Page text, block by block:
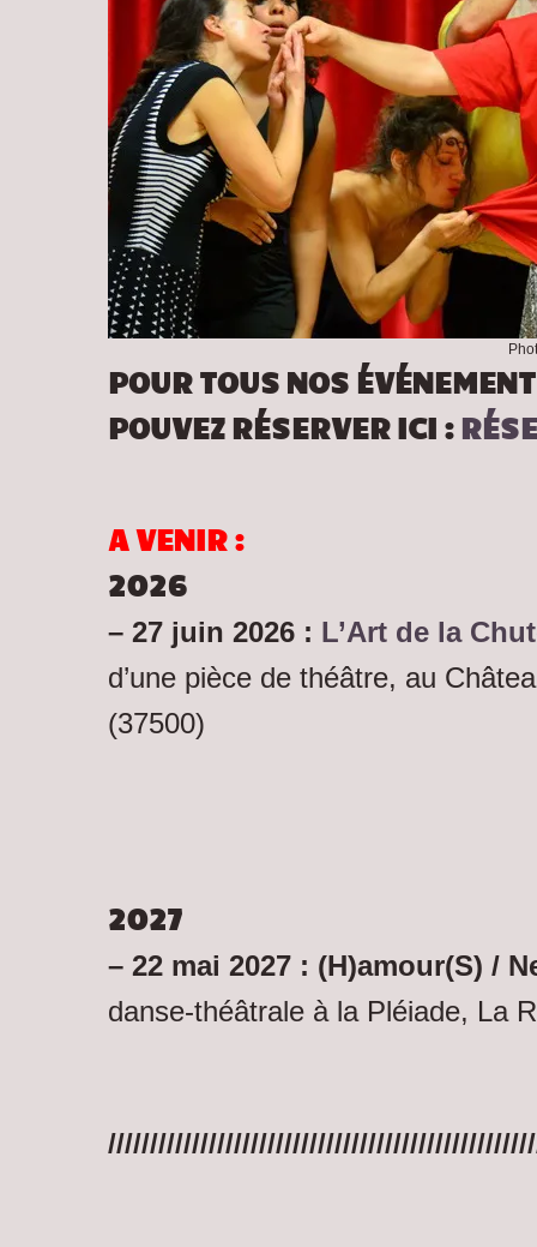
POUR TOUS NOS
POUVEZ RÉSERVER ICI :
A VENIR :
2026
– 27 juin 2026 : L’Art de la
d’une pièce de théâtre, au
(37500)
2027
– 22 mai 2027 : (H)amour(S) /
danse-théâtrale à la Pléiade, La